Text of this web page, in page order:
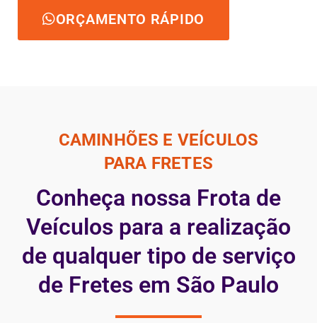
ORÇAMENTO RÁPIDO
CAMINHÕES E VEÍCULOS
PARA FRETES
Conheça nossa Frota de
Veículos para a realização
de qualquer tipo de serviço
de Fretes em São Paulo